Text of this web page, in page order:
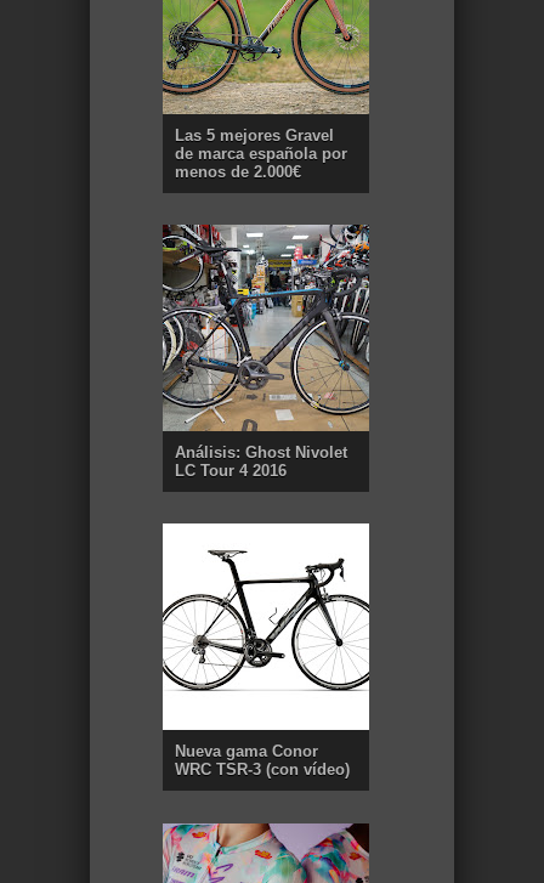
Las 5 mejores Gravel
de marca española por
menos de 2.000€
Análisis: Ghost Nivolet
LC Tour 4 2016
Nueva gama Conor
WRC TSR-3 (con vídeo)